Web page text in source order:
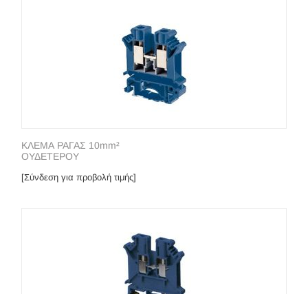
ΚΛΕΜΑ ΡΑΓΑΣ 10mm²
ΟΥΔΕΤΕΡΟΥ
[Σύνδεση για προβολή τιμής]